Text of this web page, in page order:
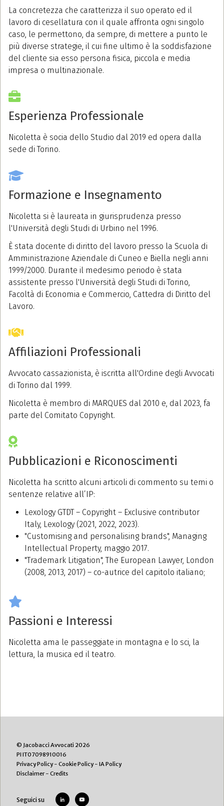
La concretezza che caratterizza il suo operato ed il
lavoro di cesellatura con il quale affronta ogni singolo
caso, le permettono, da sempre, di mettere a punto le
più diverse strategie, il cui fine ultimo è la soddisfazione
del cliente sia esso persona fisica, piccola e media
impresa o multinazionale.
Esperienza Professionale
Nicoletta è socia dello Studio dal 2019 ed opera dalla
sede di Torino.
Formazione e Insegnamento
Nicoletta si è laureata in giurisprudenza presso
l'Università degli Studi di Urbino nel 1996.
È stata docente di diritto del lavoro presso la Scuola di
Amministrazione Aziendale di Cuneo e Biella negli anni
1999/2000. Durante il medesimo periodo è stata
assistente presso l'Università degli Studi di Torino,
Facoltà di Economia e Commercio, Cattedra di Diritto del
Lavoro.
Affiliazioni Professionali
Avvocato cassazionista, è iscritta all'Ordine degli Avvocati
di Torino dal 1999.
Nicoletta è membro di MARQUES dal 2010 e, dal 2023, fa
parte del Comitato Copyright.
Pubblicazioni e Riconoscimenti
Nicoletta ha scritto alcuni articoli di commento su temi o
sentenze relative all’IP:
Lexology GTDT – Copyright – Exclusive contributor
Italy, Lexology (2021, 2022, 2023).
"Customising and personalising brands", Managing
Intellectual Property, maggio 2017.
"Trademark Litigation", The European Lawyer, London
(2008, 2013, 2017) – co-autrice del capitolo italiano;
Passioni e Interessi
Nicoletta ama le passeggiate in montagna e lo sci, la
lettura, la musica ed il teatro.
© Jacobacci Avvocati 2026
PI IT07098910016
Privacy Policy- Cookie Policy- IA Policy
Disclaimer- Credits
Seguici su